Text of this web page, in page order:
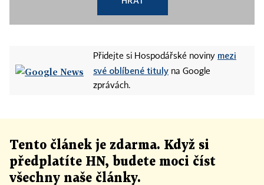
Přidejte si Hospodářské noviny mezi
své oblíbené tituly na Google
zprávách.
Tento článek je zdarma. Když si
předplatíte HN, budete moci číst
všechny naše články.